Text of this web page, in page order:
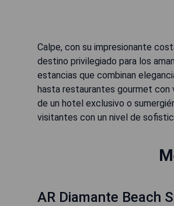
Calpe, con su impresionante
destino privilegiado para los
estancias que combinan
hasta restaurantes gourmet con
de un hotel exclusivo o
visitantes con un nivel de
AR Diamante Beach